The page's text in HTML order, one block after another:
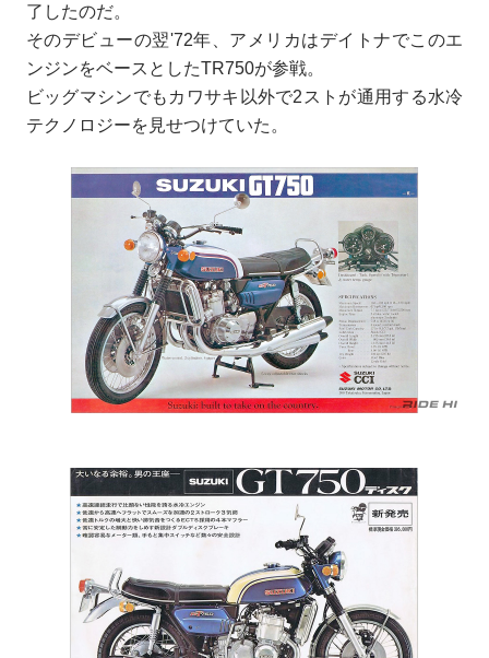
了したのだ。
そのデビューの翌'72年、アメリカはデイトナでこのエ
ンジンをベースとしたTR750が参戦。
ビッグマシンでもカワサキ以外で2ストが通用する水冷
テクノロジーを見せつけていた。